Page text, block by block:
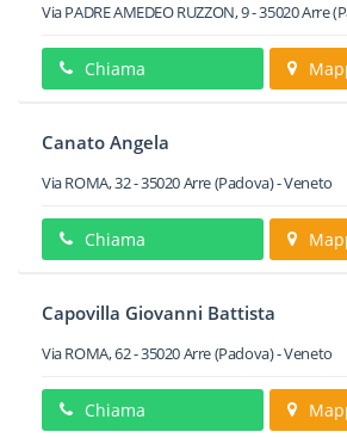
Via PADRE AMEDEO RUZZON, 9-35020Arre
Chiama
Canato Angela
Via ROMA, 32-35020Arre(Padova) -Veneto
Chiama
Capovilla Giovanni Battista
Via ROMA, 62-35020Arre(Padova) -Veneto
Chiama